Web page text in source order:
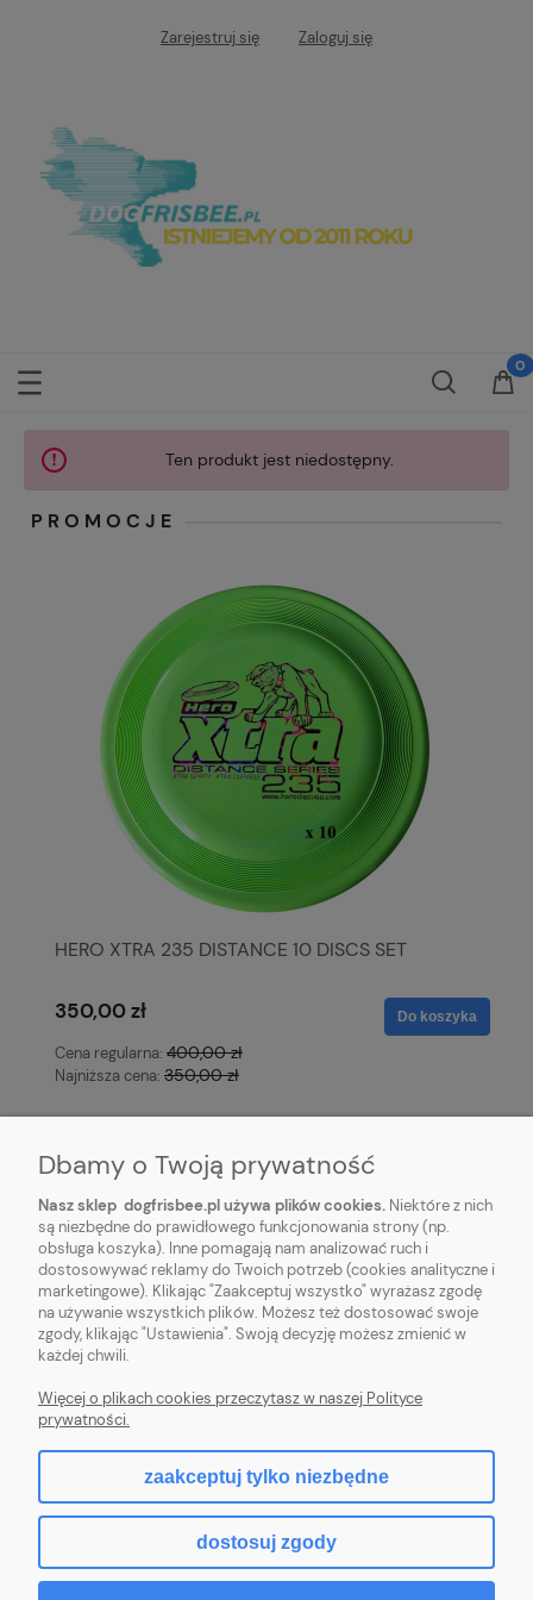
Zarejestruj się Zaloguj się
Ten produkt jest niedostępny.
PROMOCJE
HERO XTRA 235 DISTANCE 10 DISCS SET
350,00 zł
Cena regularna: 400,00 zł
Najniższa cena: 350,00 zł
Do koszyka
STOPKA
REGULAMINY
Sklep internetowy Shoper.pl
Dbamy o Twoją prywatność
Nasz sklep dogfrisbee.pl używa plików cookies. Niektóre z nich
są niezbędne do prawidłowego funkcjonowania strony (np.
obsługa koszyka). Inne pomagają nam analizować ruch i
dostosowywać reklamy do Twoich potrzeb (cookies analityczne i
marketingowe). Klikając "Zaakceptuj wszystko" wyrażasz zgodę
na używanie wszystkich plików. Możesz też dostosować swoje
zgody, klikając "Ustawienia". Swoją decyzję możesz zmienić w
każdej chwili.
Więcej o plikach cookies przeczytasz w naszej Polityce
prywatności.
zaakceptuj tylko niezbędne
dostosuj zgody